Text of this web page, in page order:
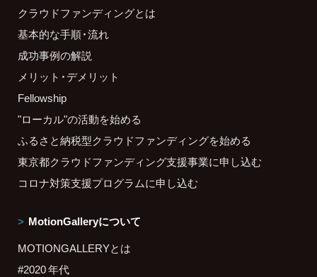
クラウドファンディングとは
基本的な手順・流れ
成功事例の解説
メリット・デメリット
Fellowship
"ローカル"の活動を始める
ふるさと納税型クラウドファンディングを始める
東京都クラウドファンディング支援事業に申し込む
コロナ対策支援プログラムに申し込む
MotionGalleryについて
MOTIONGALLERYとは
#2020 年代